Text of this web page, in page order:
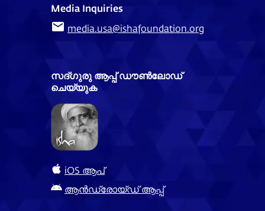
Media Inquiries
media.usa@ishafoundation.org
സദ്ഗുരു ആപ്പ് ഡൗൺലോഡ്
ചെയ്യുക
iOS ആപ്
ആൻഡ്രോയ്ഡ് ആപ്പ്